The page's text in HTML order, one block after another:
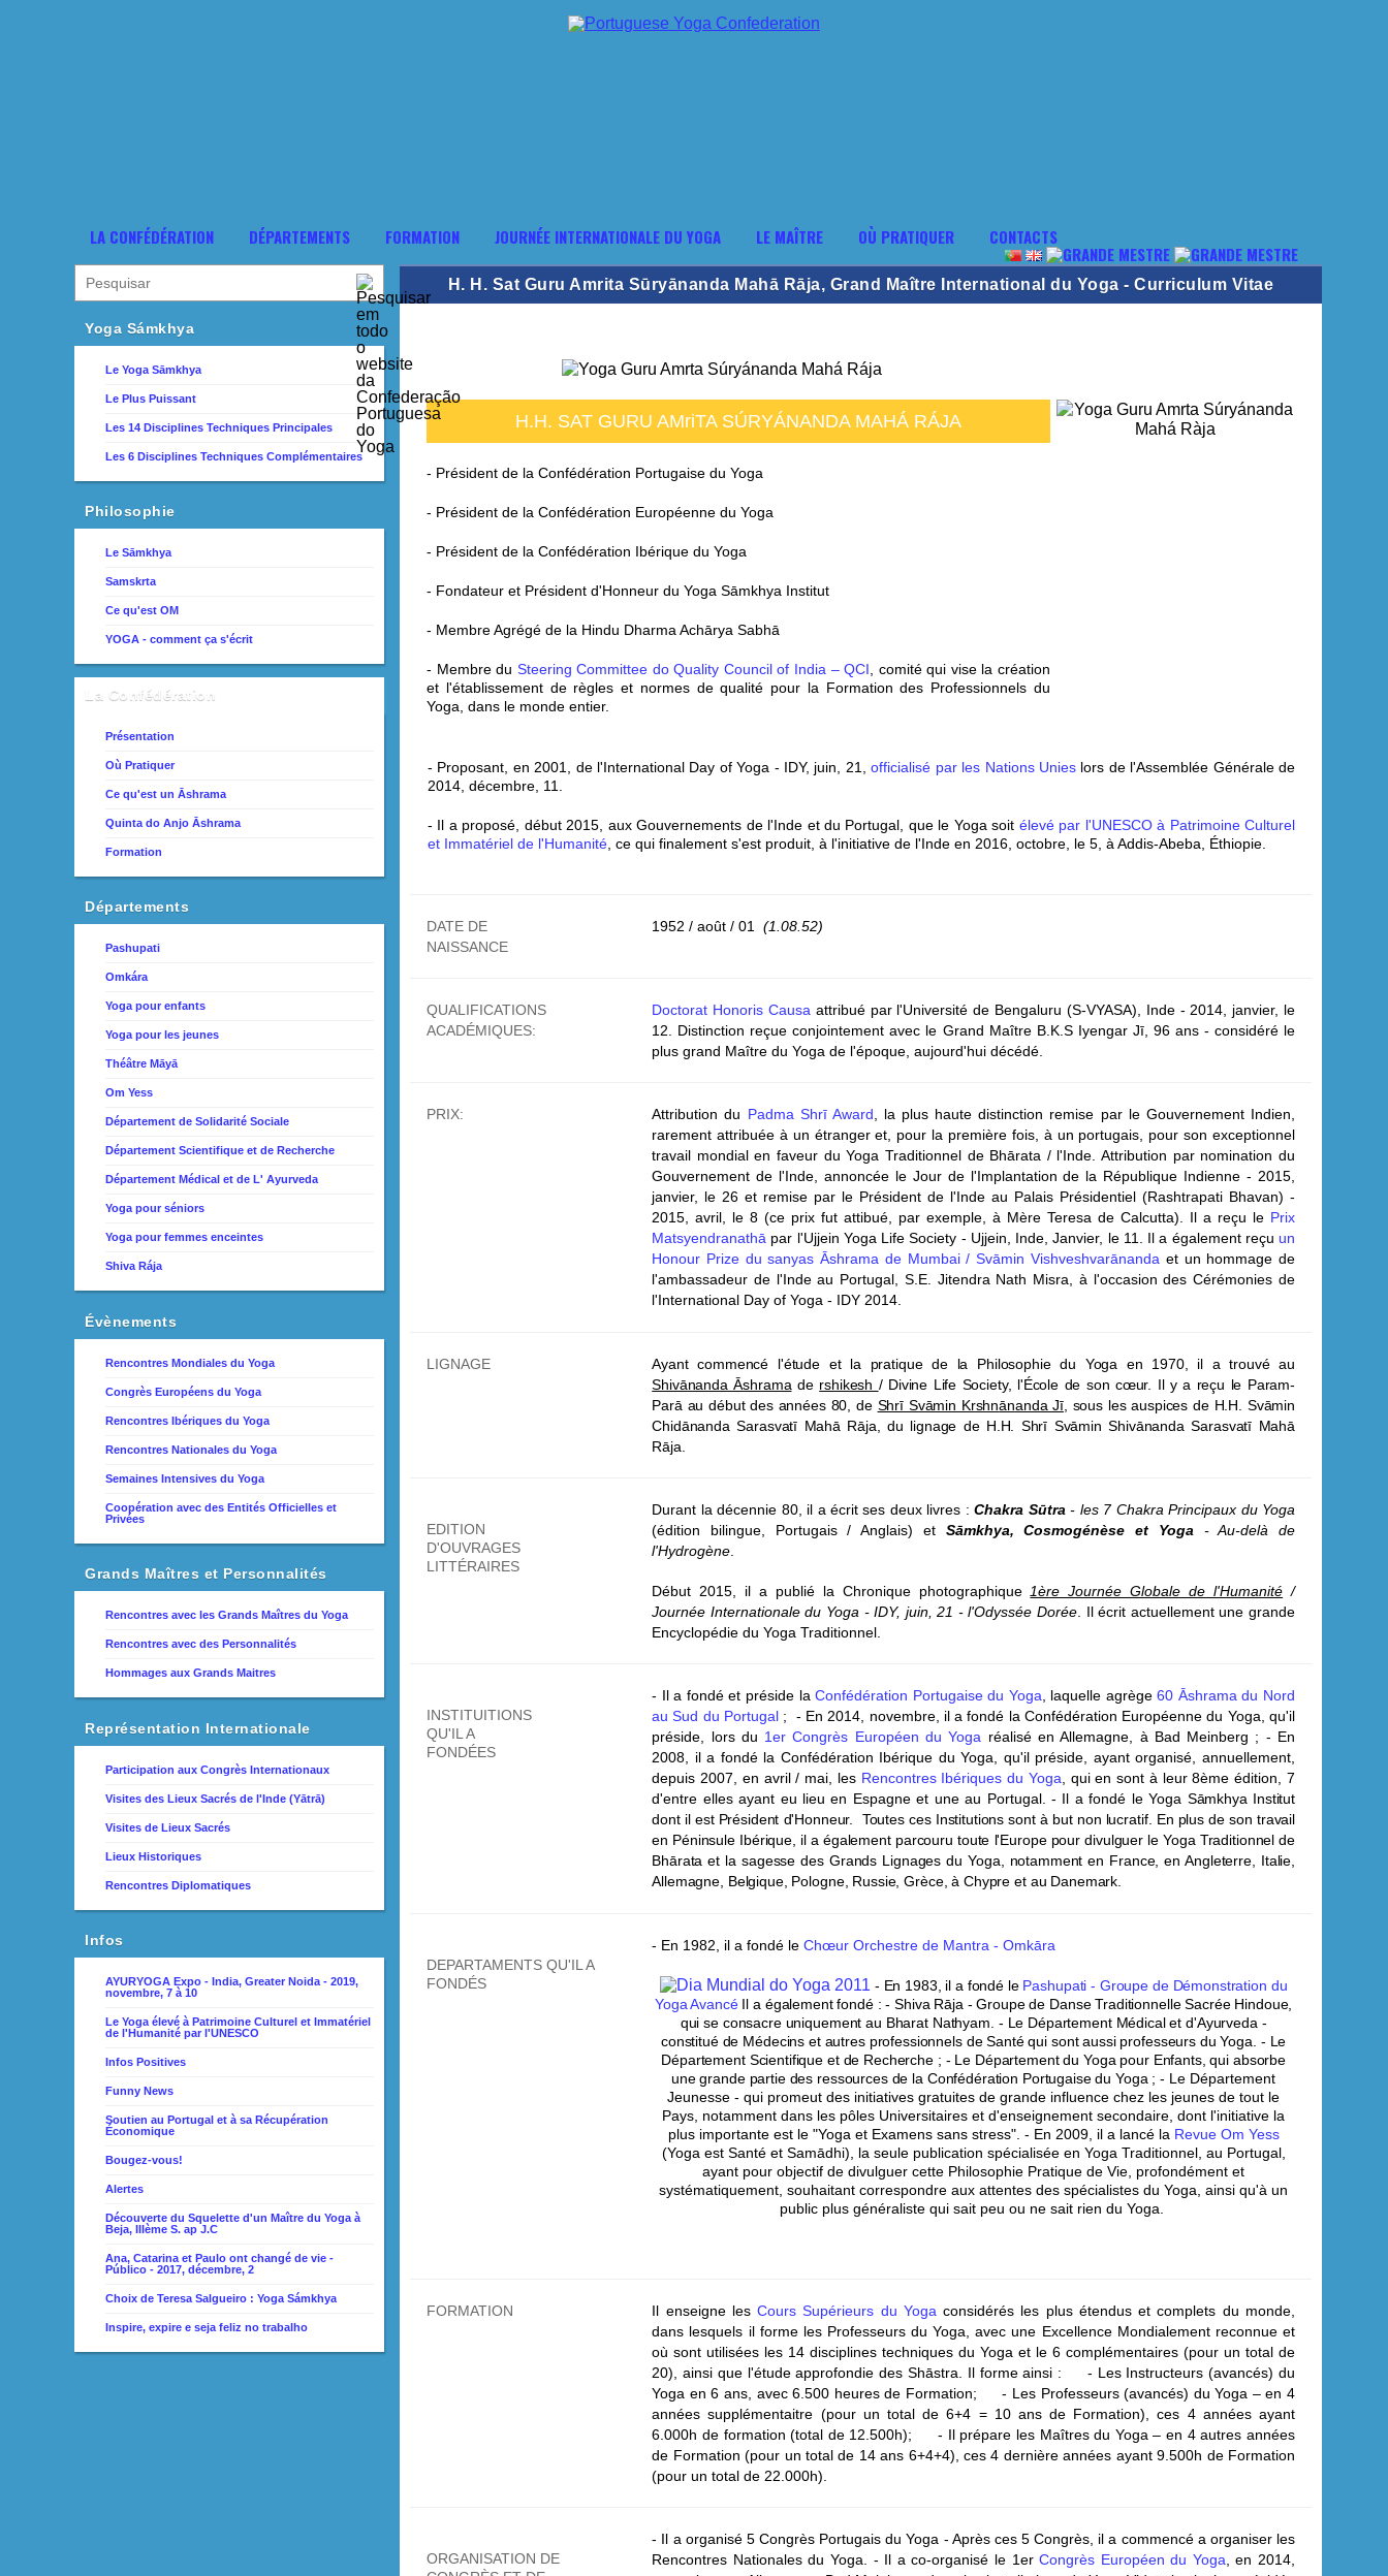
LA CONFÉDÉRATION DÉPARTEMENTS FORMATION JOURNÉE INTERNATIONALE DU YOGA LE MAÎTRE OÙ PRATIQUER CONTACTS
Yoga Sámkhya
Le Yoga Sāmkhya
Le Plus Puissant
Les 14 Disciplines Techniques Principales
Les 6 Disciplines Techniques Complémentaires
Philosophie
Le Sāmkhya
Samskrta
Ce qu'est OM
YOGA - comment ça s'écrit
La Confédération
Présentation
Où Pratiquer
Ce qu'est un Āshrama
Quinta do Anjo Āshrama
Formation
Départements
Pashupati
Omkára
Yoga pour enfants
Yoga pour les jeunes
Théâtre Māyā
Om Yess
Département de Solidarité Sociale
Département Scientifique et de Recherche
Département Médical et de L' Ayurveda
Yoga pour séniors
Yoga pour femmes enceintes
Shiva Rája
Évènements
Rencontres Mondiales du Yoga
Congrès Européens du Yoga
Rencontres Ibériques du Yoga
Rencontres Nationales du Yoga
Semaines Intensives du Yoga
Coopération avec des Entités Officielles et
Privées
Grands Maîtres et Personnalités
Rencontres avec les Grands Maîtres du Yoga
Rencontres avec des Personnalités
Hommages aux Grands Maitres
Représentation Internationale
Participation aux Congrès Internationaux
Visites des Lieux Sacrés de l'Inde (Yātrā)
Visites de Lieux Sacrés
Lieux Historiques
Rencontres Diplomatiques
Infos
AYURYOGA Expo - India, Greater Noida - 2019,
novembre, 7 à 10
Le Yoga élevé à Patrimoine Culturel et Immatériel
de l'Humanité par l'UNESCO
Infos Positives
Funny News
Soutien au Portugal et à sa Récupération
Économique
Bougez-vous!
Alertes
Découverte du Squelette d'un Maître du Yoga à
Beja, IIIème S. ap J.C
Ana, Catarina et Paulo ont changé de vie -
Público - 2017, décembre, 2
Choix de Teresa Salgueiro : Yoga Sámkhya
Inspire, expire e seja feliz no trabalho
H. H. Sat Guru Amrita Sūryānanda Mahā Rāja, Grand Maître International du Yoga - Curriculum Vitae
H.H. SAT GURU AMriTA SÚRYÁNANDA MAHÁ RÁJA
- Président de la Confédération Portugaise du Yoga
- Président de la Confédération Européenne du Yoga
- Président de la Confédération Ibérique du Yoga
- Fondateur et Président d'Honneur du Yoga Sāmkhya Institut
- Membre Agrégé de la Hindu Dharma Achārya Sabhā
- Membre du Steering Committee do Quality Council of India – QCI, comité qui vise la création
et l'établissement de règles et normes de qualité pour la Formation des Professionnels du
Yoga, dans le monde entier.
- Proposant, en 2001, de l'International Day of Yoga - IDY, juin, 21,officialisé par les Nations Unieslors de l'Assemblée Générale de
2014, décembre, 11.
- Il a proposé, début 2015, aux Gouvernements de l'Inde et du Portugal, que le Yoga soit élevé par l'UNESCO à Patrimoine Culturel
et Immatériel de l'Humanité , ce qui finalement s'est produit, à l'initiative de l'Inde en 2016, octobre, le 5, à Addis-Abeba, Éthiopie.
DATE DE
NAISSANCE
1952 / août / 01(1.08.52)
QUALIFICATIONS
ACADÉMIQUES:
Doctorat Honoris Causa attribué par l'Université de Bengaluru (S-VYASA), Inde - 2014, janvier, le
12. Distinction reçue conjointement avec le Grand Maître B.K.S Iyengar Jī, 96 ans - considéré le
plus grand Maître du Yoga de l'époque, aujourd'hui décédé.
PRIX: Attribution du Padma Shrī Award, la plus haute distinction remise par le Gouvernement Indien,
rarement attribuée à un étranger et, pour la première fois, à un portugais, pour son exceptionnel
travail mondial en faveur du Yoga Traditionnel de Bhārata / l'Inde. Attribution par nomination du
Gouvernement de l'Inde, annoncée le Jour de l'Implantation de la République Indienne - 2015,
janvier, le 26 et remise par le Président de l'Inde au Palais Présidentiel (Rashtrapati Bhavan) -
2015, avril, le 8 (ce prix fut attibué, par exemple, à Mère Teresa de Calcutta). Il a reçu le Prix
Matsyendranathā par l'Ujjein Yoga Life Society - Ujjein, Inde, Janvier, le 11. Il a également reçu un
Honour Prize du sanyas Āshrama de Mumbai / Svāmin Vishveshvarānanda et un hommage de
l'ambassadeur de l'Inde au Portugal, S.E. Jitendra Nath Misra, à l'occasion des Cérémonies de
l'International Day of Yoga - IDY 2014.
LIGNAGE
Ayant commencé l'étude et la pratique de la Philosophie du Yoga en 1970, il a trouvé au
Shivānanda Āshrama de rshikesh / Divine Life Society, l'École de son cœur. Il y a reçu le Param-
Parā au début des années 80, de Shrī Svāmin Krshnānanda Jī, sous les auspices de H.H. Svāmin
ChidānandaSarasvatī Mahā Rāja, du lignage de H.H. Shrī Svāmin Shivānanda Sarasvatī Mahā
Rāja.
EDITION
D'OUVRAGES
LITTÉRAIRES
Durant la décennie 80, il a écrit ses deux livres :Chakra Sūtra - les 7 Chakra Principaux du Yoga
(édition bilingue, Portugais / Anglais) et Sāmkhya, Cosmogénèse et Yoga - Au-delà de
l'Hydrogène
Début 2015, il a publié la Chronique photographique 1ère Journée Globale de l'Humanité /
Journée Internationale du Yoga - IDY, juin, 21 - l'Odyssée Dorée
Il écrit actuellement une grande
Encyclopédie du Yoga Traditionnel.
INSTITUITIONS
QU'IL A
FONDÉES
- Il a fondé et préside laConfédération Portugaise du Yoga, laquelle agrège60 Āshrama du Nord
au Sud du Portugal ;
- En 2014, novembre, il a fondé la Confédération Européenne du Yoga, qu'il
préside, lors du 1er Congrès Européen du Yoga réalisé en Allemagne, à Bad Meinberg ; - En
2008, il a fondé la Confédération Ibérique du Yoga, qu'il préside, ayant organisé, annuellement,
depuis 2007, en avril / mai, les Rencontres Ibériques du Yoga, qui en sont à leur 8ème édition, 7
d'entre elles ayant eu lieu en Espagne et une au Portugal. - Il a fondé le Yoga Sāmkhya Institut
dont il est Président d'Honneur.
Toutes ces Institutions sont à but non lucratif. En plus de son travail
en Péninsule Ibérique, il a également parcouru toute l'Europe pour divulguer le Yoga Traditionnel de
Bhārata et la sagesse des Grands Lignages du Yoga, notamment en France, en Angleterre, Italie,
Allemagne, Belgique, Pologne, Russie, Grèce, à Chypre et au Danemark.
DEPARTAMENTS QU'IL A
FONDÉS
- En 1982, il a fondé leChœur Orchestre de Mantra - Omkāra
- En 1983, il a fondé le Pashupati - Groupe de Démonstration du
Yoga Avancé Il a également fondé :- Shiva Rāja - Groupe de Danse Traditionnelle Sacrée Hindoue,
qui se consacre uniquement au Bharat Nathyam. - Le Département Médical et d'Ayurveda -
constitué de Médecins et autres professionnels de Santé qui sont aussi professeurs du Yoga. - Le
Département Scientifique et de Recherche ; - Le Département du Yoga pour Enfants, qui absorbe
une grande partie des ressources de la Confédération Portugaise du Yoga ; - Le Département
Jeunesse - qui promeut des initiatives gratuites de grande influence chez les jeunes de tout le
Pays, notamment dans les pôles Universitaires et d'enseignement secondaire, dont l'initiative la
plus importante est le "Yoga et Examens sans stress". - En 2009, il a lancé la Revue Om Yess
(Yoga est Santé et Samādhi), la seule publication spécialisée en Yoga Traditionnel, au Portugal,
ayant pour objectif de divulguer cette Philosophie Pratique de Vie, profondément et
systématiquement, souhaitant correspondre aux attentes des spécialistes du Yoga, ainsi qu'à un
public plus généraliste qui sait peu ou ne sait rien du Yoga.
FORMATION Il enseigne lesCours Supérieurs du Yoga considérés les plus étendus et complets du monde,
dans lesquels il forme les Professeurs du Yoga, avec une Excellence Mondialement reconnue et
où sont utilisées les 14 disciplines techniques du Yoga et le 6 complémentaires (pour un total de
20), ainsi que l'étude approfondie des Shāstra.
Il forme ainsi :
- Les Instructeurs (avancés) du
Yoga en 6 ans, avec 6.500 heures de Formation;
- Les Professeurs (avancés) du Yoga – en 4
années supplémentaitre (pour un total de 6+4 = 10 ans de Formation), ces 4 années ayant
6.000h de formation (total de 12.500h);
- Il prépare les Maîtres du Yoga – en 4 autres années
de Formation (pour un total de 14 ans 6+4+4), ces 4 dernière années ayant 9.500h de Formation
(pour un total de 22.000h).
ORGANISATION DE
- Il a organisé 5 Congrès Portugais du Yoga - Après ces 5 Congrès, il a commencé a organiser les
Rencontres Nationales du Yoga. - Il a co-organisé le 1erCongrès Européen du Yoga, en 2014,